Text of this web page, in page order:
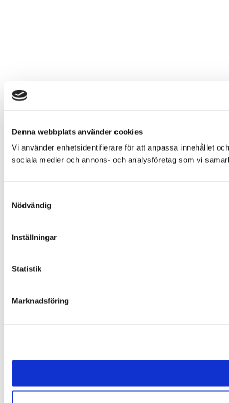
Denna webbplats använder cookies
Vi använder enhetsidentifierare för att anpassa innehållet
sociala medier och annons- och analysföretag som vi
Nödvändig
Inställningar
Statistik
Marknadsföring